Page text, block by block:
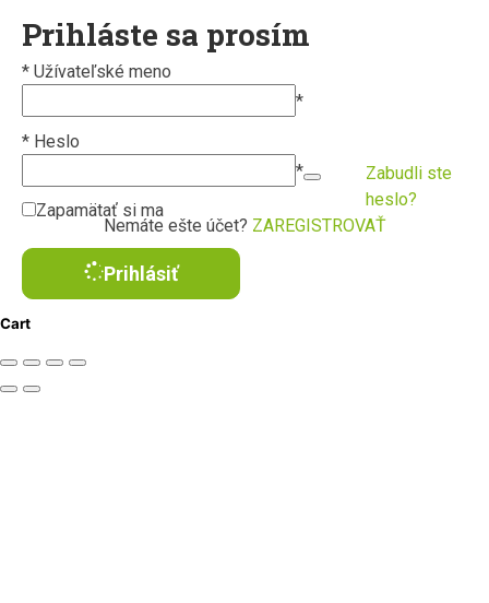
Prihláste sa prosím
* Užívateľské meno
*
* Heslo
*
Zapamätať si ma
Prihlásiť
Zabudli ste
heslo?
Nemáte ešte účet? ZAREGISTROVAŤ
Cart